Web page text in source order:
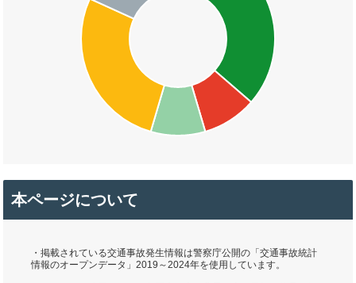
本ページについて
・掲載されている交通事故発生情報は警察庁公開の「交通事故統計
情報のオープンデータ」2019～2024年を使用しています。